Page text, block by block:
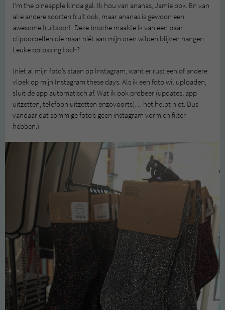
I’m the pineapple kinda gal. Ik hou van ananas, Jamie ook. En van
alle andere soorten fruit ook, maar ananas is gewoon een
awesome fruitsoort. Deze broche maakte ik van een paar
clipoorbellen die maar niét aan mijn oren wilden blijven hangen.
Leuke oplossing toch?
(niet al mijn foto’s staan op Instagram, want er rust een of andere
vloek op mijn Instagram these days. Als ik een foto wil uploaden,
sluit de app automatisch af. Wat ik ook probeer (updates, app
uitzetten, telefoon uitzetten enzovoorts)… het helpt niet. Dus
vandaar dat sommige foto’s geen instagram vorm en filter
hebben.)